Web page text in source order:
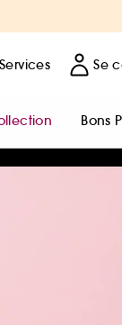
Se
Bons